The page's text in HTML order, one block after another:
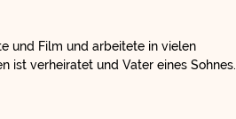
und Film und arbeitete in vielen
ist verheiratet und Vater eines Sohnes.